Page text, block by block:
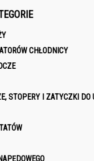
CHŁODNICY
STOPERY I ZATYCZKI DO